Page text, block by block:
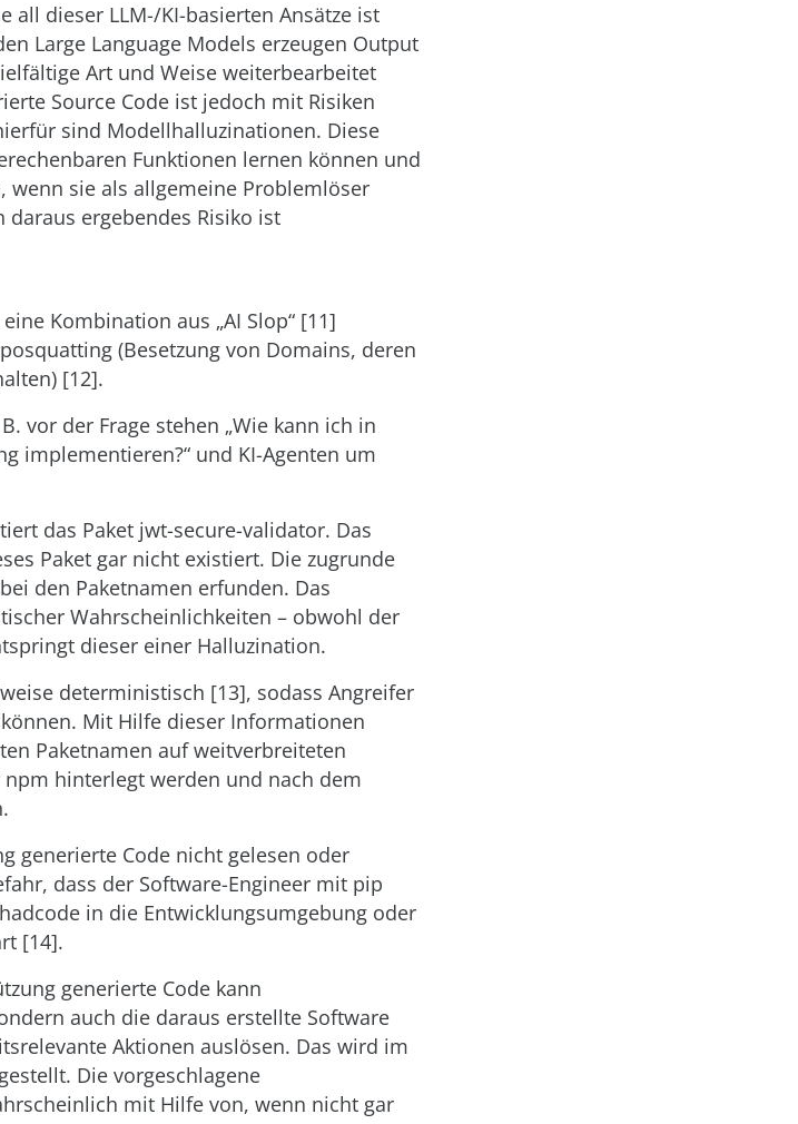
all dieser LLM-/KI-basierten Ansätze ist
Large Language Models erzeugen Output
Art und Weise weiterbearbeitet
Source Code ist jedoch mit Risiken
sind Modellhalluzinationen. Diese
Funktionen lernen können und
sie als allgemeine Problemlöser
daraus ergebendes Risiko ist
Kombination aus „AI Slop“ [11]
(Besetzung von Domains, deren
[12].
vor der Frage stehen „Wie kann ich in
implementieren?“ und KI-Agenten um
das Paket jwt-secure-validator. Das
Paket gar nicht existiert. Die zugrunde
den Paketnamen erfunden. Das
Wahrscheinlichkeiten – obwohl der
dieser einer Halluzination.
deterministisch [13], sodass Angreifer
Mit Hilfe dieser Informationen
Paketnamen auf weitverbreiteten
hinterlegt werden und nach dem
generierte Code nicht gelesen oder
dass der Software-Engineer mit pip
in die Entwicklungsumgebung oder
[14].
generierte Code kann
auch die daraus erstellte Software
Aktionen auslösen. Das wird im
Die vorgeschlagene
mit Hilfe von, wenn nicht gar